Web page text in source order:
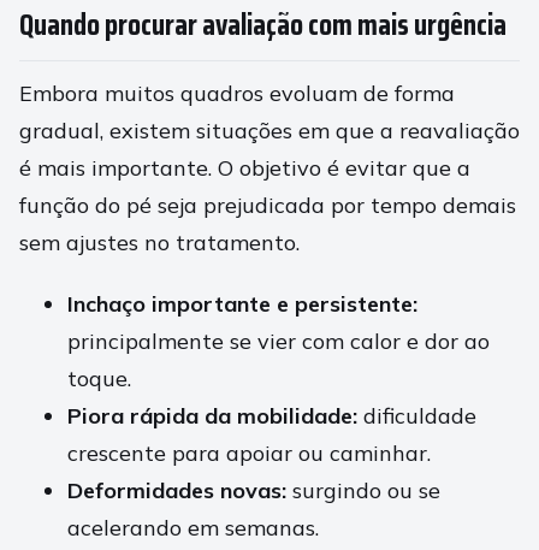
Quando procurar avaliação com mais urgência
Embora muitos quadros evoluam de forma
gradual, existem situações em que a reavaliação
é mais importante. O objetivo é evitar que a
função do pé seja prejudicada por tempo demais
sem ajustes no tratamento.
Inchaço importante e persistente:
principalmente se vier com calor e dor ao
toque.
Piora rápida da mobilidade: dificuldade
crescente para apoiar ou caminhar.
Deformidades novas: surgindo ou se
acelerando em semanas.